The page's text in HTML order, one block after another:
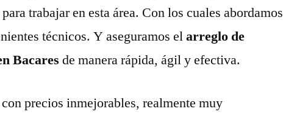
trabajar en esta área. Con los cuales abordamos
técnicos. Y aseguramos elarreglo de
Bacaresde manera rápida, ágil y efectiva.
precios inmejorables, realmente muy